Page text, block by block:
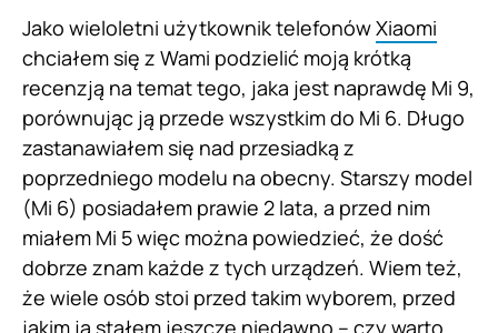
Jako wieloletni użytkownik telefonówXiaomi
chciałem się z Wami podzielić moją krótką
recenzją na temat tego, jaka jest naprawdę Mi 9,
porównując ją przede wszystkim do Mi 6. Długo
zastanawiałem się nad przesiadką z
poprzedniego modelu na obecny. Starszy model
(Mi 6) posiadałem prawie 2 lata, a przed nim
miałem Mi 5 więc można powiedzieć, że dość
dobrze znam każde z tych urządzeń. Wiem też,
że wiele osób stoi przed takim wyborem, przed